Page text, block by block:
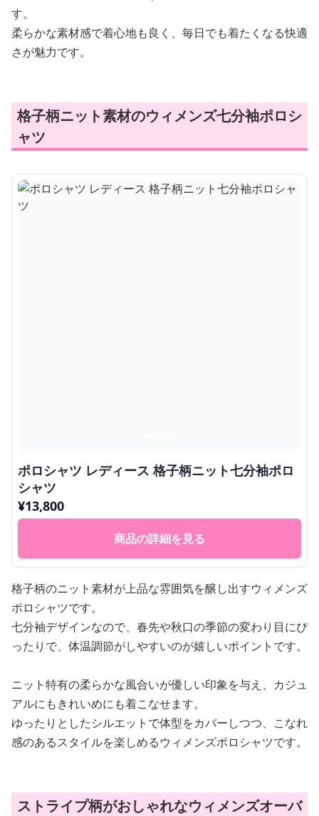
す。
柔らかな素材感で着心地も良く、毎日でも着たくなる快適
さが魅力です。
格子柄ニット素材のウィメンズ七分袖ポロシ
ャツ
ポロシャツ レディース 格子柄ニット七分袖ポロ
シャツ
¥13,800
商品の詳細を見る
格子柄のニット素材が上品な雰囲気を醸し出すウィメンズ
ポロシャツです。
七分袖デザインなので、春先や秋口の季節の変わり目にぴ
ったりで、体温調節がしやすいのが嬉しいポイントです。
ニット特有の柔らかな風合いが優しい印象を与え、カジュ
アルにもきれいめにも着こなせます。
ゆったりとしたシルエットで体型をカバーしつつ、こなれ
感のあるスタイルを楽しめるウィメンズポロシャツです。
ストライプ柄がおしゃれなウィメンズオーバ